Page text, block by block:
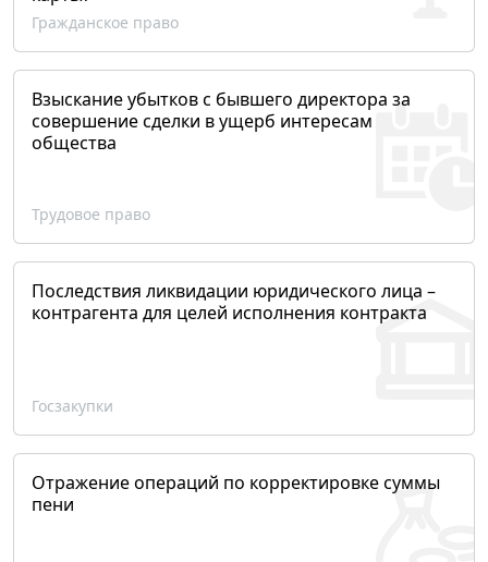
Гражданское право
Взыскание убытков с бывшего директора за
совершение сделки в ущерб интересам
общества
Трудовое право
Последствия ликвидации юридического лица –
контрагента для целей исполнения контракта
Госзакупки
Отражение операций по корректировке суммы
пени